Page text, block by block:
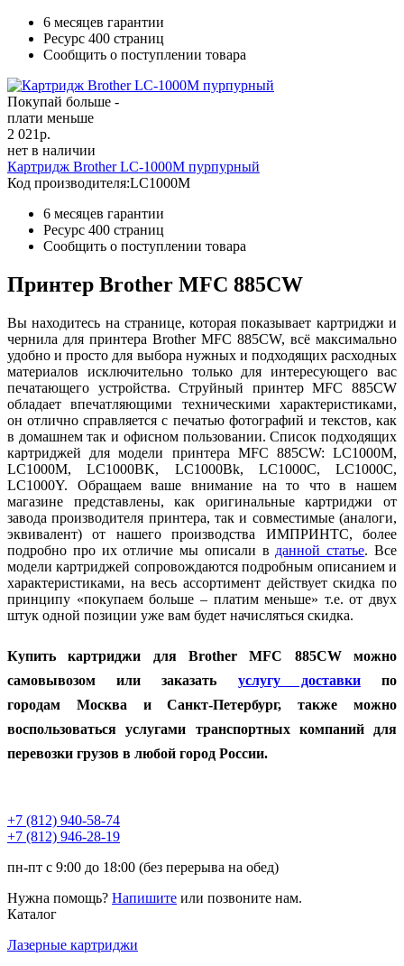
6 месяцев гарантии
Ресурс 400 страниц
Сообщить о поступлении товара
Покупай больше -
плати меньше
2 021р.
нет в наличии
Картридж Brother LC-1000M пурпурный
Код производителя:LC1000M
6 месяцев гарантии
Ресурс 400 страниц
Сообщить о поступлении товара
Принтер Brother MFC 885CW
Вы находитесь на странице, которая показывает картриджи и
чернила для принтера Brother MFC 885CW, всё максимально
удобно и просто для выбора нужных и подходящих расходных
материалов исключительно только для интересующего вас
печатающего устройства. Струйный принтер MFC 885CW
обладает впечатляющими техническими характеристиками,
он отлично справляется с печатью фотографий и текстов, как
в домашнем так и офисном пользовании. Список подходящих
картриджей для модели принтера MFC 885CW: LC1000M,
LC1000M, LC1000BK, LC1000Bk, LC1000C, LC1000C,
LC1000Y. Обращаем ваше внимание на то что в нашем
магазине представлены, как оригинальные картриджи от
завода производителя принтера, так и совместимые (аналоги,
эквивалент) от нашего производства ИМПРИНТС, более
подробно про их отличие мы описали в данной статье. Все
модели картриджей сопровождаются подробным описанием и
характеристиками, на весь ассортимент действует скидка по
принципу «покупаем больше – платим меньше» т.е. от двух
штук одной позиции уже вам будет начисляться скидка.
Купить картриджи для Brother MFC 885CW можно
самовывозом или заказать услугу доставкипо
городам Москва и Санкт-Петербург, также можно
воспользоваться услугами транспортных компаний для
перевозки грузов в любой город России.
+7 (812) 940-58-74
+7 (812) 946-28-19
пн-пт с 9:00 до 18:00 (без перерыва на обед)
Нужна помощь? Напишите или позвоните нам.
Каталог
Лазерные картриджи